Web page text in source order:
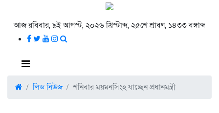
আজ রবিবার, ৯ই আগস্ট, ২০২৬ খ্রিস্টাব্দ, ২৫শে শ্রাবণ, ১৪৩৩ বঙ্গাব্দ
লিড নিউজ শনিবার ময়মনসিংহ যাচ্ছেন প্রধানমন্ত্রী